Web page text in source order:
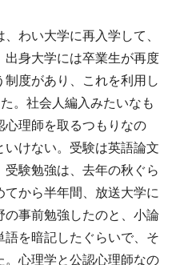
わい大学に再入学して、
身大学には卒業生が再度
制度があり、これを利用し
。社会人編入みたいなも
理師を取るつもりなの
けない。受験は英語論文
験勉強は、去年の秋ぐら
から半年間、放送大学に
の事前勉強したのと、小論
を暗記したぐらいで、そ
。心理学と公認心理師なの